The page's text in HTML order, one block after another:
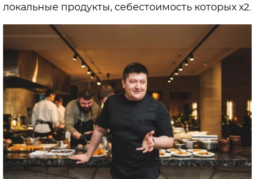
локальные продукты, себестоимость которых х2.